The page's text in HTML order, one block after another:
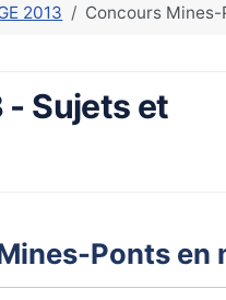
2013 Concours
Sujets et
Ponts en